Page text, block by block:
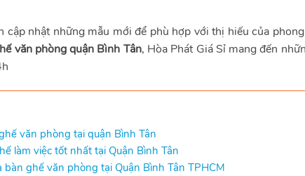
cập nhật những mẫu mới để phù hợp với thị hiếu của
văn phòng quận Bình Tân, Hòa Phát Giá Sỉ mang đến
văn phòng tại quận Bình Tân
làm việc tốt nhất tại Quận Bình Tân
ghế văn phòng tại Quận Bình Tân TPHCM